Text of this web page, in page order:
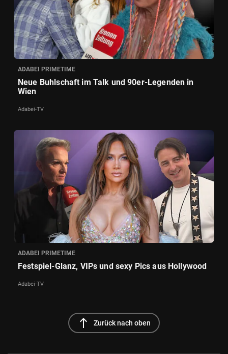
ADABEI PRIMETIME
Neue Buhlschaft im Talk und 90er-Legenden in
Wien
Adabei-TV
ADABEI PRIMETIME
Festspiel-Glanz, VIPs und sexy Pics aus Hollywood
Adabei-TV
north Zurück nach oben